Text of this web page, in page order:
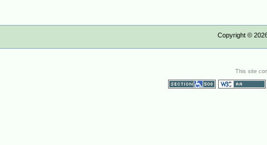
Copyright ©
This site